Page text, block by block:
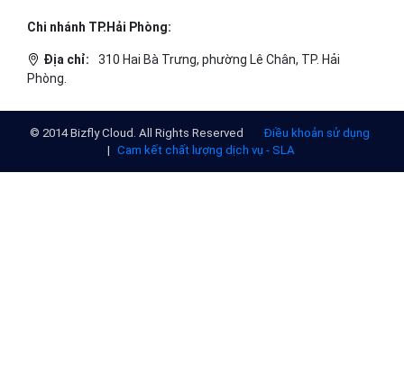
Chi nhánh TP.Hải Phòng:
Địa chỉ:
310 Hai Bà Trưng, phường Lê Chân, TP. Hải
Phòng.
© 2014 Bizfly Cloud. All Rights Reserved
Điều khoản sử dụng
| Cam kết chất lượng dịch vụ - SLA